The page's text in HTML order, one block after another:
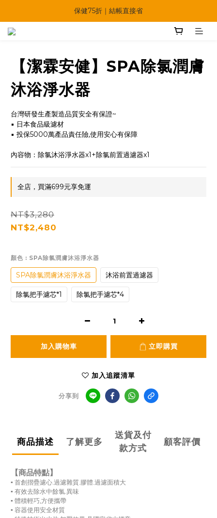
🔥夏日多重好康一次享！
保健75折｜結帳直接省
【潔霖安健】SPA除氯潤膚
沐浴淨水器
台灣研發生產製造品質安全有保證~
▪ 日本食品級濾材
▪ 投保5000萬產品責任險,使用安心有保障
內容物：除氯沐浴淨水器x1+除氯前置過濾器x1
全店，買滿699元享免運
NT$3,280
NT$2,480
顏色 : SPA除氯潤膚沐浴淨水器
SPA除氯潤膚沐浴淨水器 沐浴前置過濾器
除氯把手濾芯*1 除氯把手濾芯*4
加入購物車 立即購買
加入追蹤清單
分享到
商品描述 了解更多
送貨及付
款方式
顧客評價
【商品特點】
▪ 首創摺疊濾心.過濾雜質.膠體.過濾面積大
▪ 有效去除水中餘氯.異味
▪ 體積輕巧,方便攜帶
▪ 容器使用安全材質